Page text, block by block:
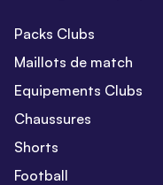
Packs Clubs
Maillots de match
Equipements Clubs
Chaussures
Shorts
Football